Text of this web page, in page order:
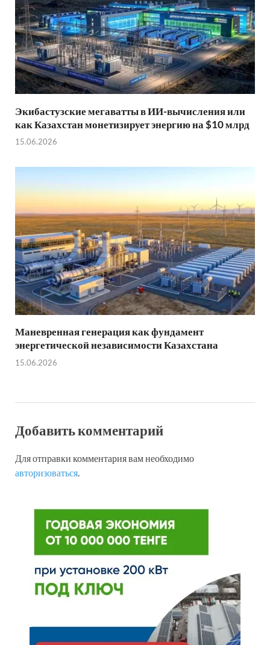
Экибастузские мегаватты в ИИ-вычисления или
как Казахстан монетизирует энергию на $10 млрд
15.06.2026
Маневренная генерация как фундамент
энергетической независимости Казахстана
15.06.2026
Добавить комментарий
Для отправки комментария вам необходимо
авторизоваться.